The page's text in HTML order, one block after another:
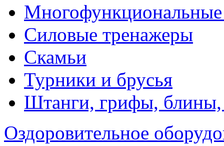
Силовые тренажеры
Скамьи
Турники и брусья
Штанги, грифы, блины,
Оздоровительное